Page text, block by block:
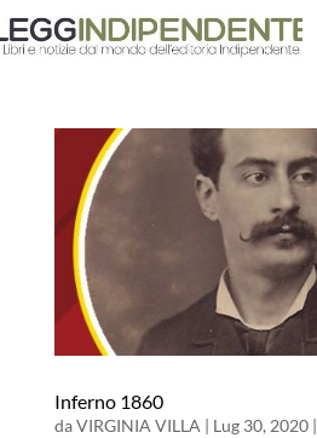
Inferno 1860
daVIRGINIA VILLA | Lug 30, 2020|